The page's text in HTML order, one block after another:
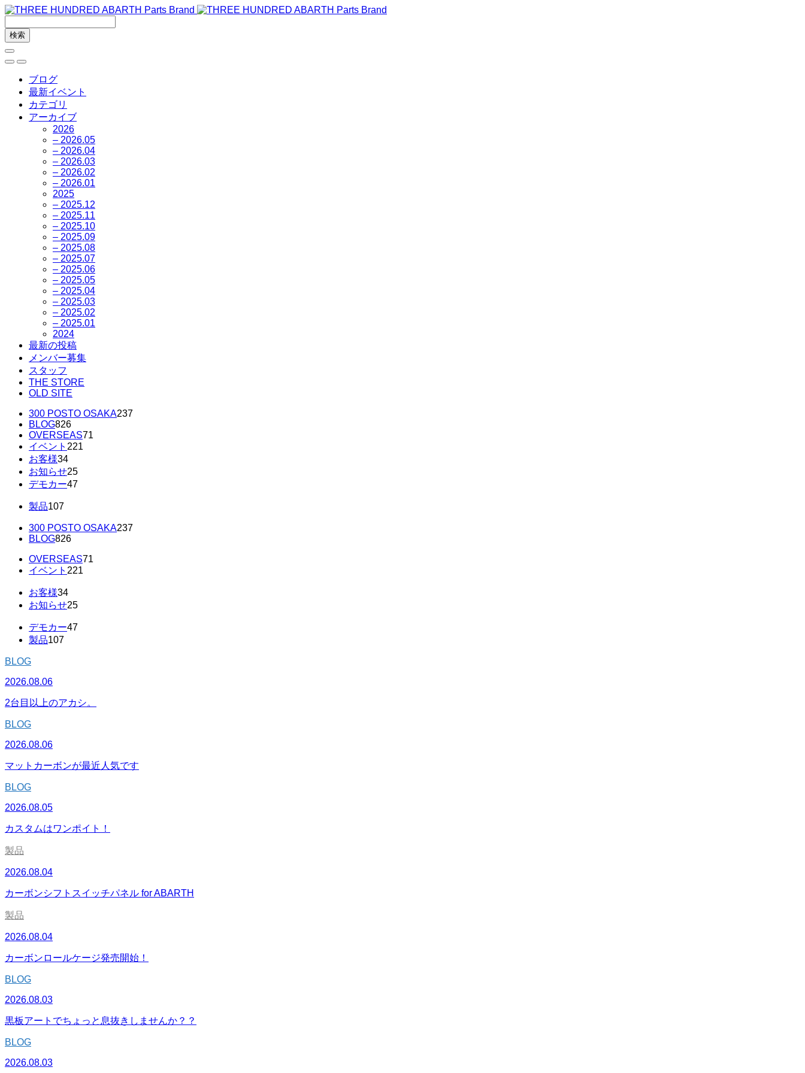
ブログ
最新イベント
カテゴリ
アーカイブ
2026
– 2026.05
– 2026.04
– 2026.03
– 2026.02
– 2026.01
2025
– 2025.12
– 2025.11
– 2025.10
– 2025.09
– 2025.08
– 2025.07
– 2025.06
– 2025.05
– 2025.04
– 2025.03
– 2025.02
– 2025.01
2024
最新の投稿
メンバー募集
スタッフ
THE STORE
OLD SITE
300 POSTO OSAKA237
BLOG826
OVERSEAS71
イベント 221
お客様34
お知らせ25
デモカー47
製品107
300 POSTO OSAKA237
BLOG826
OVERSEAS71
イベント 221
お客様34
お知らせ25
デモカー47
製品107
BLOG
2026.08.06
2台目以上のアカシ。
BLOG
2026.08.06
マットカーボンが最近人気です
BLOG
2026.08.05
カスタムはワンポイト！
製品
2026.08.04
カーボンシフトスイッチパネル for ABARTH
製品
2026.08.04
カーボンロールケージ発売開始！
BLOG
2026.08.03
黒板アートでちょっと息抜きしませんか？？
BLOG
2026.08.03